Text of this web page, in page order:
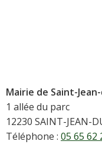
Mairie de Saint-
1 allée du parc
12230 SAINT-JEAN-
Téléphone : 05 65 62